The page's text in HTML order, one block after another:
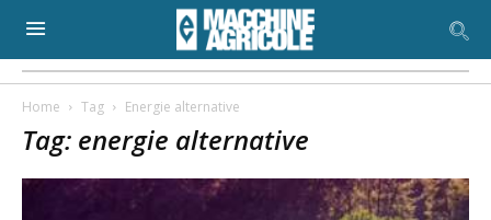
Home Tag Energie alternative
Tag: energie alternative